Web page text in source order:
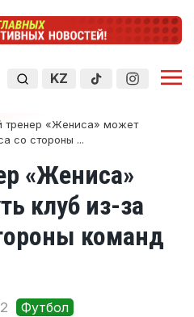
KZ
тренер «Жениса» может
со стороны ...
«Жениса»
клуб из-за
команд
Футбол